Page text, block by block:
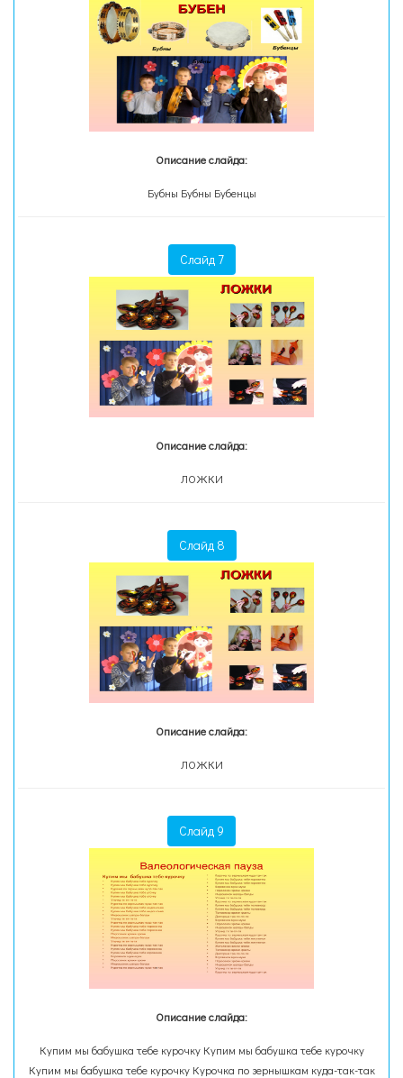
Описание слайда:
Бубны Бубны Бубенцы
Слайд 7
Описание слайда:
ЛОЖКИ
Слайд 8
Описание слайда:
ЛОЖКИ
Слайд 9
Описание слайда:
Купим мы бабушка тебе курочку Купим мы бабушка тебе курочку
Купим мы бабушка тебе курочку Курочка по зернышкам куда-так-так